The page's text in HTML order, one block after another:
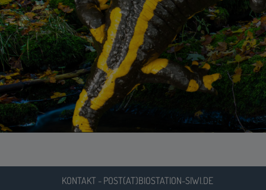
KONTAKT - POST(AT)BIOSTATION-SIWI.DE